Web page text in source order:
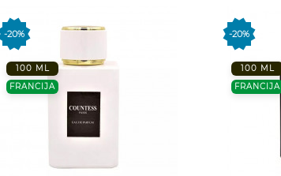
-20%
100 ML
FRANCIJA
-20%
100 ML
FRANCIJA